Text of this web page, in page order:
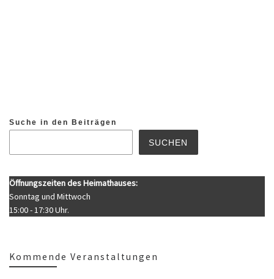
Suche in den Beiträgen
SUCHEN
Öffnungszeiten des Heimathauses:
Sonntag und Mittwoch
15:00 - 17:30 Uhr.
Kommende Veranstaltungen